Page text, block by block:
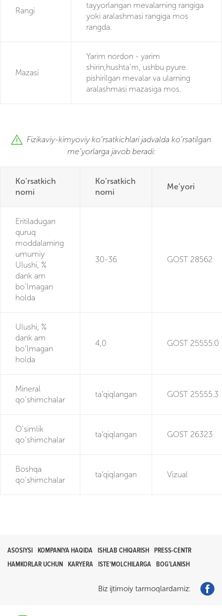
Rangi
tayyorlangan mevalarning rangiga
yoki aralashmasi rangiga mos
rangda.
Mazasi
Yarim nordon - yarim
shirin,hushta’m, ushbu pyure
pishirilgan mevalar va ularning
aralashmasi mazasiga mos.
Fizikaviy-kimyoviy ko’rsatkichlari jadvalda ko’rsatilgan
me’yorlarga javob beradi:
Ko’rsatkich
nomi
Ko’rsatkich
nomi
Me’yori
Eritiladugan
quruq
moddalarning
umumiy
Ulushi, %
dank am
bo’lmagan
holda
30-36 GOST 28562
Ulushi, %
dank am
bo’lmagan
holda
4,0 GOST 25555.0
Mineral
qo’shimchalar
ta’qiqlangan GOST 25555.3
O’simlik
qo’shimchalar
ta’qiqlangan GOST 26323
Boshqa
qo’shimchalar
ta’qiqlangan Vizual
ASOSIYSI KOMPANIYA HAQIDA ISHLAB CHIQARISH
PRESS-CENTR
HAMKORLAR UCHUN
KARYERA ISTE'MOLCHILARGA BOG’LANISH
Biz ijtimoiy tarmoqlardamiz: